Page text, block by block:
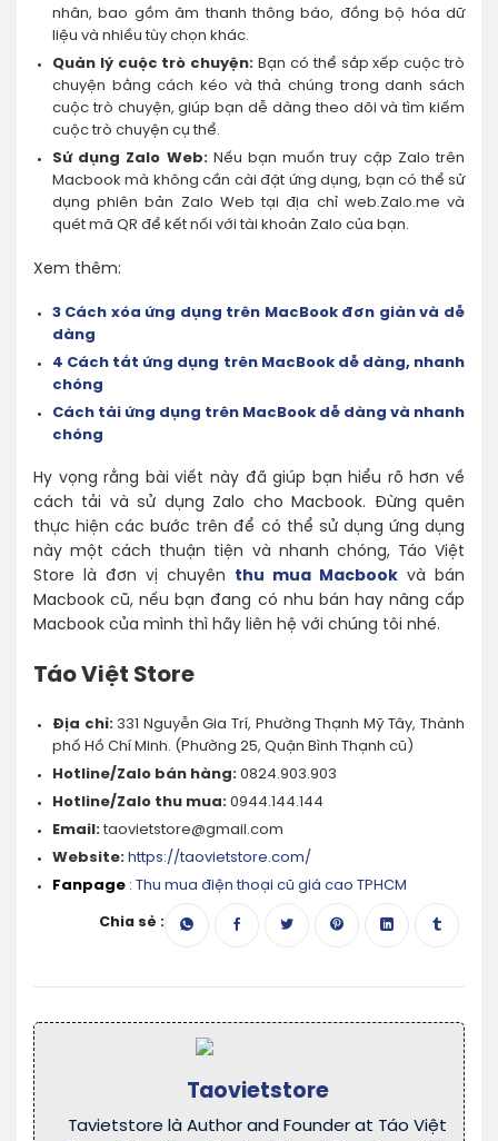
nhân, bao gồm âm thanh thông báo, đồng bộ hóa dữ
liệu và nhiều tùy chọn khác.
Quản lý cuộc trò chuyện: Bạn có thể sắp xếp cuộc trò
chuyện bằng cách kéo và thả chúng trong danh sách
cuộc trò chuyện, giúp bạn dễ dàng theo dõi và tìm kiếm
cuộc trò chuyện cụ thể.
Sử dụng Zalo Web:Nếu bạn muốn truy cập Zalo trên
Macbook mà không cần cài đặt ứng dụng, bạn có thể sử
dụng phiên bản Zalo Web tại địa chỉ web.Zalo.me và
quét mã QR để kết nối với tài khoản Zalo của bạn.
Xem thêm:
3 Cách xóa ứng dụng trên MacBook đơn giản và dễ
dàng
4 Cách tắt ứng dụng trên MacBook dễ dàng, nhanh
chóng
Cách tải ứng dụng trên MacBook dễ dàng và nhanh
chóng
Hy vọng rằng bài viết này đã giúp bạn hiểu rõ hơn về
cách tải và sử dụng Zalo cho Macbook. Đừng quên
thực hiện các bước trên để có thể sử dụng ứng dụng
này một cách thuận tiện và nhanh chóng, Táo Việt
Store là đơn vị chuyên thu mua Macbook và bán
Macbook cũ, nếu bạn đang có nhu bán hay nâng cấp
Macbook của mình thì hãy liên hệ với chúng tôi nhé.
Táo Việt Store
Địa chỉ:331 Nguyễn Gia Trí, Phường Thạnh Mỹ Tây, Thành
phố Hồ Chí Minh. (Phường 25, Quận Bình Thạnh cũ)
Hotline/Zalo bán hàng:0824.903.903
Hotline/Zalo thu mua:0944.144.144
Email:taovietstore@gmail.com
Website: https://taovietstore.com/
Fanpage : Thu mua điện thoại cũ giá cao TPHCM
Chia sẻ :
Taovietstore
Tavietstore là Author and Founder at Táo Việt